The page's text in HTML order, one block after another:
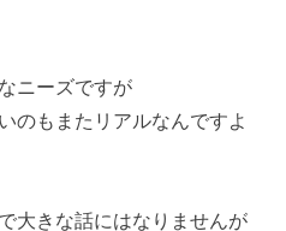
ニーズですが
のもまたリアルなんですよ
大きな話にはなりませんが